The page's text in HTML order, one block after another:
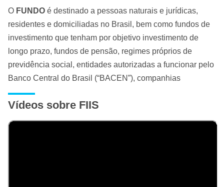
O FUNDO é destinado a pessoas naturais e jurídicas,
residentes e domiciliadas no Brasil, bem como fundos de
investimento que tenham por objetivo investimento de
longo prazo, fundos de pensão, regimes próprios de
previdência social, entidades autorizadas a funcionar pelo
Banco Central do Brasil (“BACEN”), companhias
seguradoras, entidades de previdência complementar e de
capitalização, bem como investidores não residentes que
invistam no Brasil segundo as normas aplicáveis e que
Vídeos sobre FIIS